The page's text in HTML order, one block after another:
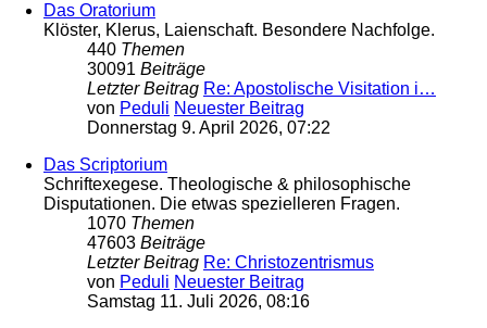
Das Oratorium
Klöster, Klerus, Laienschaft. Besondere Nachfolge.
440 Themen
30091 Beiträge
Letzter Beitrag Re: Apostolische Visitation i…
von Peduli Neuester Beitrag
Donnerstag 9. April 2026, 07:22
Das Scriptorium
Schriftexegese. Theologische & philosophische
Disputationen. Die etwas spezielleren Fragen.
1070 Themen
47603 Beiträge
Letzter Beitrag Re: Christozentrismus
von Peduli Neuester Beitrag
Samstag 11. Juli 2026, 08:16